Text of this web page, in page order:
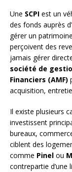
Une SCPI est un
des fonds auprès
gérer un
perçoivent des
jamais gérer
société de
Financiers (AMF)
acquisition,
Il existe plusieurs
investissent
bureaux,
ciblent des
comme Pinel ou
contrepartie d’une